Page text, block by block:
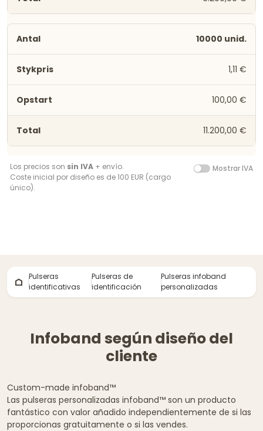
10000 unid.
1,11 €
100,00 €
11.200,00 €
Los precios son sin IVA + envío.
Coste inicial por diseño es de 100 EUR (cargo
único).
Mostrar IVA
Pulseras
identificativas
Pulseras de
identificación
Pulseras infoband
personalizadas
Infoband según diseño del
cliente
Custom-made infoband™
Las pulseras personalizadas infoband™ son un producto
fantástico con valor añadido independientemente de si las
proporcionas gratuitamente o si las vendes.